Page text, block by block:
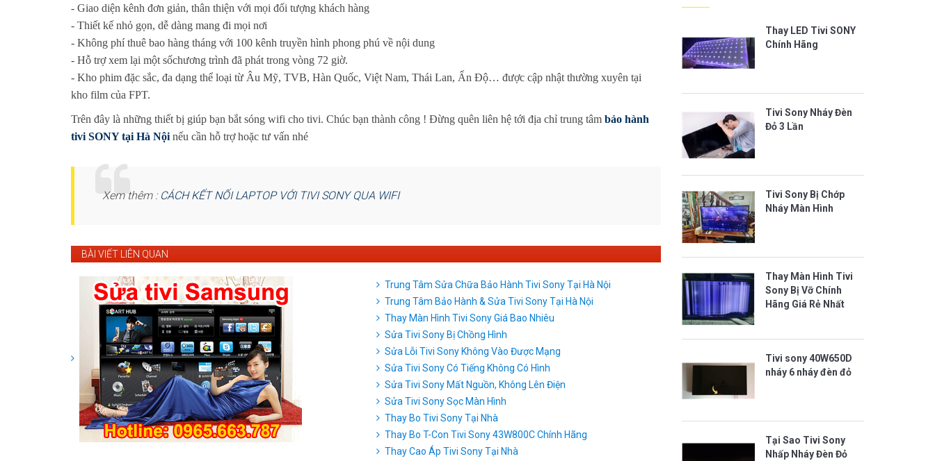
- Giao diện kênh đơn giản, thân thiện với mọi đối tượng khách hàng
- Thiết kế nhỏ gọn, dễ dàng mang đi mọi nơi
- Không phí thuê bao hàng tháng với 100 kênh truyền hình phong phú về nội dung
- Hỗ trợ xem lại một sốchương trình đã phát trong vòng 72 giờ.
- Kho phim đặc sắc, đa dạng thể loại từ Âu Mỹ, TVB, Hàn Quốc, Việt Nam, Thái Lan, Ấn Độ… được cập nhật thường xuyên tại
kho film của FPT.
Trên đây là những thiết bị giúp bạn bắt sóng wifi cho tivi. Chúc bạn thành công ! Đừng quên liên hệ tới địa chỉ trung tâm bảo hành
tivi SONY tại Hà Nội nếu cần hỗ trợ hoặc tư vấn nhé
Xem thêm : CÁCH KẾT NỐI LAPTOP VỚI TIVI SONY QUA WIFI
BÀI VIẾT LIÊN QUAN
Trung Tâm Sửa Chữa Bảo Hành Tivi Sony Tại Hà Nội
Trung Tâm Bảo Hành & Sửa Tivi Sony Tại Hà Nội
Thay Màn Hình Tivi Sony Giá Bao Nhiêu
Sửa Tivi Sony Bị Chồng Hình
Sửa Lỗi Tivi Sony Không Vào Được Mạng
Sửa Tivi Sony Có Tiếng Không Có Hình
Sửa Tivi Sony Mất Nguồn, Không Lên Điện
Sửa Tivi Sony Sọc Màn Hình
Thay Bo Tivi Sony Tại Nhà
Thay Bo T-Con Tivi Sony 43W800C Chính Hãng
Thay Cao Áp Tivi Sony Tại Nhà
Thay LED Tivi SONY
Chính Hãng
Tivi Sony Nháy Đèn
Đỏ 3 Lần
Tivi Sony Bị Chớp
Nháy Màn Hình
Thay Màn Hình Tivi
Sony Bị Vỡ Chính
Hãng Giá Rẻ Nhất
Tivi sony 40W650D
nháy 6 nháy đèn đỏ
Tại Sao Tivi Sony
Nhấp Nháy Đèn Đỏ